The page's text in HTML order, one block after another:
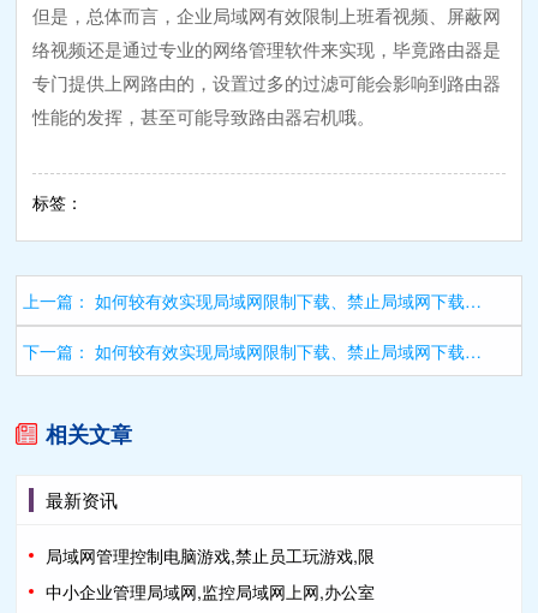
但是，总体而言，企业局域网有效限制上班看视频、屏蔽网
络视频还是通过专业的网络管理软件来实现，毕竟路由器是
专门提供上网路由的，设置过多的过滤可能会影响到路由器
性能的发挥，甚至可能导致路由器宕机哦。
标签：
上一篇： 如何较有效实现局域网限制下载、禁止局域网下载、限制迅雷下载？
下一篇： 如何较有效实现局域网限制下载、禁止局域网下载、限制迅雷下载？
相关文章
最新资讯
局域网管理控制电脑游戏,禁止员工玩游戏,限
中小企业管理局域网,监控局域网上网,办公室